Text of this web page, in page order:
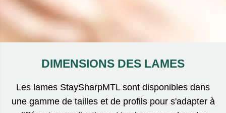
DIMENSIONS DES LAMES
Les lames StaySharpMTL sont disponibles dans
une gamme de tailles et de profils pour s'adapter à